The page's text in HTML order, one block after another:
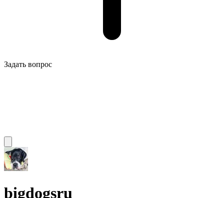
Задать вопрос
bigdogsru